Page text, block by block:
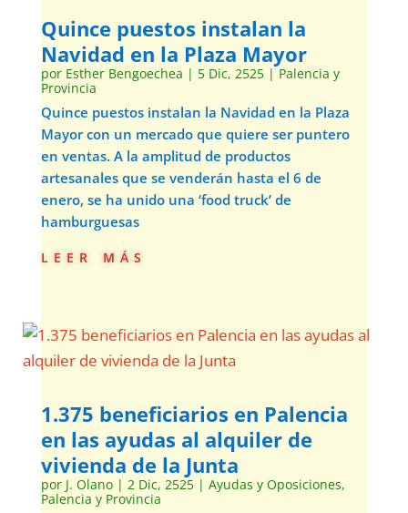
Quince puestos instalan la
Navidad en la Plaza Mayor
por Esther Bengoechea | 5 Dic, 2525| Palencia y
Provincia
Quince puestos instalan la Navidad en la Plaza
Mayor con un mercado que quiere ser puntero
en ventas. A la amplitud de productos
artesanales que se venderán hasta el 6 de
enero, se ha unido una ‘food truck’ de
hamburguesas
leer más
1.375 beneficiarios en Palencia
en las ayudas al alquiler de
vivienda de la Junta
por J. Olano| 2 Dic, 2525| Ayudas y Oposiciones,
Palencia y Provincia